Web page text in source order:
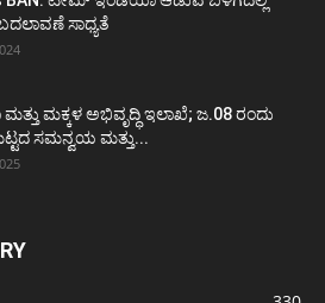
ಸಾಧ್ಯತೆ
ಮಕ್ಕಳ ಅಭಿವೃದ್ಧಿ ಇಲಾಖೆ; ಜ.08 ರಂದು
ಸಮನ್ವಯ ಮತ್ತು...